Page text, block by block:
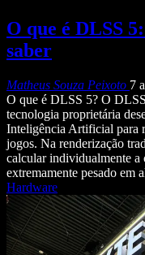
O que é DLSS
saber
Matheus Souza Peixoto 7
O que é DLSS 5? O
tecnologia proprietária
Inteligência Artificial para
jogos. Na renderização
calcular individualmente a
extremamente pesado em
Hardware